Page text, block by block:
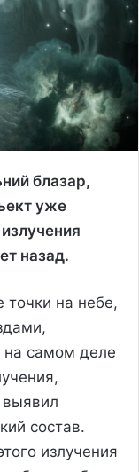
блазар,
уже
назад.
точки на небе,
на самом деле
выявил
состав.
излучения